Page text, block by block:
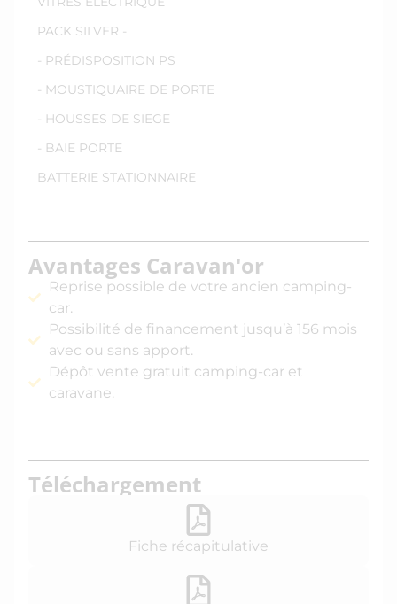
PACK SILVER -
- PRÉDISPOSITION PS
- MOUSTIQUAIRE DE PORTE
- HOUSSES DE SIEGE
- BAIE PORTE
BATTERIE STATIONNAIRE
Avantages Caravan'or
Reprise possible de votre ancien camping-
car.
Possibilité de financement jusqu’à 156 mois
avec ou sans apport.
Dépôt vente gratuit camping-car et
caravane.
Téléchargement
Fiche récapitulative